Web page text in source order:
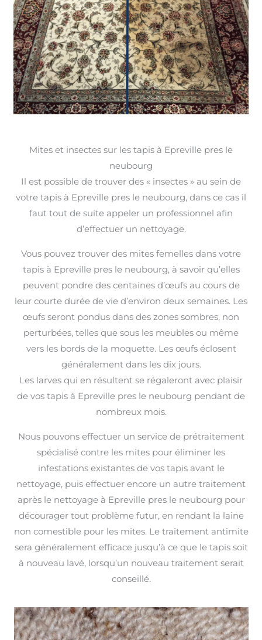
Mites et insectes sur les tapis à Epreville pres le
neubourg
Il est possible de trouver des « insectes » au sein de
votre tapis à Epreville pres le neubourg, dans ce cas il
faut tout de suite appeler un professionnel afin
d’effectuer un nettoyage.
Vous pouvez trouver des mites femelles dans votre
tapis à Epreville pres le neubourg, à savoir qu’elles
peuvent pondre des centaines d’œufs au cours de
leur courte durée de vie d’environ deux semaines. Les
œufs seront pondus dans des zones sombres, non
perturbées, telles que sous les meubles ou même
vers les bords de la moquette. Les œufs éclosent
généralement dans les dix jours.
Les larves qui en résultent se régaleront avec plaisir
de vos tapis à Epreville pres le neubourg pendant de
nombreux mois.
Nous pouvons effectuer un service de prétraitement
spécialisé contre les mites pour éliminer les
infestations existantes de vos tapis avant le
nettoyage, puis effectuer encore un autre traitement
après le nettoyage à Epreville pres le neubourg pour
décourager tout problème futur, en rendant la laine
non comestible pour les mites. Le traitement antimite
sera généralement efficace jusqu’à ce que le tapis soit
à nouveau lavé, lorsqu’un nouveau traitement serait
conseillé.